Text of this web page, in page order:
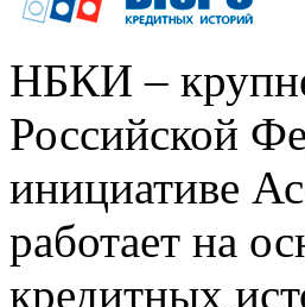
НБКИ –
Российской
инициативе
работает на
кредитных